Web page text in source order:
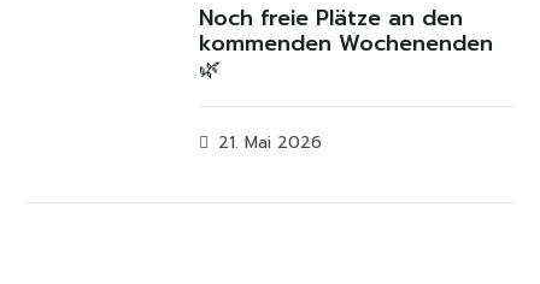
Noch freie Plätze an den
kommenden Wochenenden
🌿
21. Mai 2026